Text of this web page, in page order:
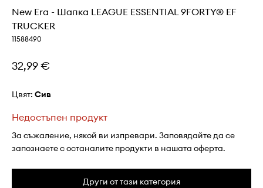
New Era - Шапка LEAGUE ESSENTIAL 9FORTY® EF
TRUCKER
11588490
32,99 €
Цвят: сив
Недостъпен продукт
За съжаление, някой ви изпревари. Заповядайте да се
запознаете с останалите продукти в нашата оферта.
Други от тази категория